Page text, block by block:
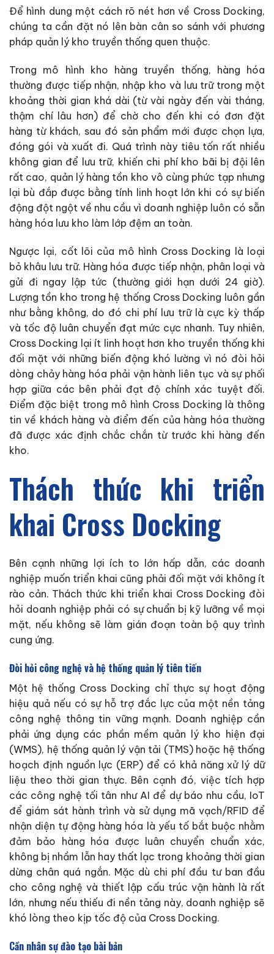
Để hình dung một cách rõ nét hơn về Cross Docking,
chúng ta cần đặt nó lên bàn cân so sánh với phương
pháp quản lý kho truyền thống quen thuộc.
Trong mô hình kho hàng truyền thống, hàng hóa
thường được tiếp nhận, nhập kho và lưu trữ trong một
khoảng thời gian khá dài (từ vài ngày đến vài tháng,
thậm chí lâu hơn) để chờ cho đến khi có đơn đặt
hàng từ khách, sau đó sản phẩm mới được chọn lựa,
đóng gói và xuất đi. Quá trình này tiêu tốn rất nhiều
không gian để lưu trữ, khiến chi phí kho bãi bị đội lên
rất cao, quản lý hàng tồn kho vô cùng phức tạp nhưng
lại bù đắp được bằng tính linh hoạt lớn khi có sự biến
động đột ngột về nhu cầu vì doanh nghiệp luôn có sẵn
hàng hóa lưu kho làm lớp đệm an toàn.
Ngược lại, cốt lõi của mô hình Cross Docking là loại
bỏ khâu lưu trữ. Hàng hóa được tiếp nhận, phân loại và
gửi đi ngay lập tức (thường giới hạn dưới 24 giờ).
Lượng tồn kho trong hệ thống Cross Docking luôn gần
như bằng không, do đó chi phí lưu trữ là cực kỳ thấp
và tốc độ luân chuyển đạt mức cực nhanh. Tuy nhiên,
Cross Docking lại ít linh hoạt hơn kho truyền thống khi
đối mặt với những biến động khó lường vì nó đòi hỏi
dòng chảy hàng hóa phải vận hành liên tục và sự phối
hợp giữa các bên phải đạt độ chính xác tuyệt đối.
Điểm đặc biệt trong mô hình Cross Docking là thông
tin về khách hàng và điểm đến của hàng hóa thường
đã được xác định chắc chắn từ trước khi hàng đến
kho.
Thách thức khi triển
khai Cross Docking
Bên cạnh những lợi ích to lớn hấp dẫn, các doanh
nghiệp muốn triển khai cũng phải đối mặt với không ít
rào cản. Thách thức khi triển khai Cross Docking đòi
hỏi doanh nghiệp phải có sự chuẩn bị kỹ lưỡng về mọi
mặt, nếu không sẽ làm gián đoạn toàn bộ quy trình
cung ứng.
Đòi hỏi công nghệ và hệ thống quản lý tiên tiến
Một hệ thống Cross Docking chỉ thực sự hoạt động
hiệu quả nếu có sự hỗ trợ đắc lực của một nền tảng
công nghệ thông tin vững mạnh. Doanh nghiệp cần
phải ứng dụng các phần mềm quản lý kho hiện đại
(WMS), hệ thống quản lý vận tải (TMS) hoặc hệ thống
hoạch định nguồn lực (ERP) để có khả năng xử lý dữ
liệu theo thời gian thực. Bên cạnh đó, việc tích hợp
các công nghệ tối tân như AI để dự báo nhu cầu, IoT
để giám sát hành trình và sử dụng mã vạch/RFID để
nhận diện tự động hàng hóa là yếu tố bắt buộc nhằm
đảm bảo hàng hóa được luân chuyển chuẩn xác,
không bị nhầm lẫn hay thất lạc trong khoảng thời gian
dừng chân quá ngắn. Mặc dù chi phí đầu tư ban đầu
cho công nghệ và thiết lập cấu trúc vận hành là rất
lớn, nhưng nếu thiếu đi nền tảng này, doanh nghiệp sẽ
khó lòng theo kịp tốc độ của Cross Docking.
Cần nhân sự đào tạo bài bản